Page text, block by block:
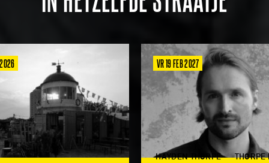
VR 19 FEB 2027
HAYDEN THORPE
THORPE